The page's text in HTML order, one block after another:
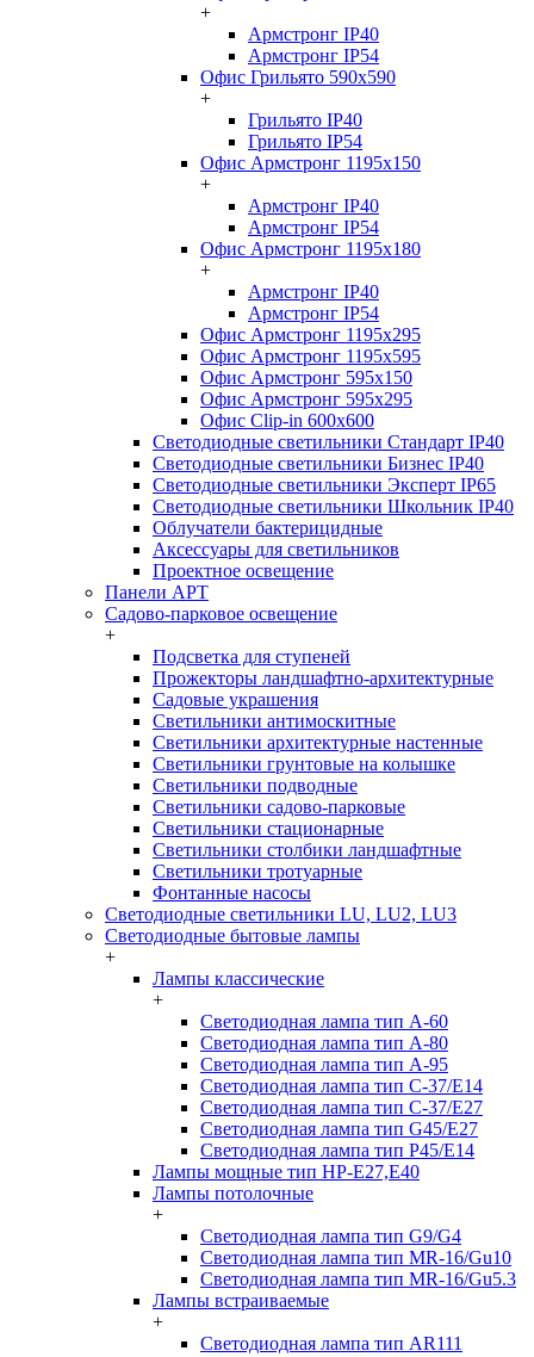
+
Армстронг IP40
Армстронг IP54
Офис Грильято 590x590
+
Грильято IP40
Грильято IP54
Офис Армстронг 1195x150
+
Армстронг IP40
Армстронг IP54
Офис Армстронг 1195x180
+
Армстронг IP40
Армстронг IP54
Офис Армстронг 1195x295
Офис Армстронг 1195x595
Офис Армстронг 595x150
Офис Армстронг 595x295
Офис Clip-in 600x600
Светодиодные светильники Стандарт IP40
Светодиодные светильники Бизнес IP40
Светодиодные светильники Эксперт IP65
Светодиодные светильники Школьник IP40
Облучатели бактерицидные
Аксессуары для светильников
Проектное освещение
Панели АРТ
Садово-парковое освещение
+
Подсветка для ступеней
Прожекторы ландшафтно-архитектурные
Садовые украшения
Светильники антимоскитные
Светильники архитектурные настенные
Светильники грунтовые на колышке
Светильники подводные
Светильники садово-парковые
Светильники стационарные
Светильники столбики ландшафтные
Светильники тротуарные
Фонтанные насосы
Светодиодные светильники LU, LU2, LU3
Светодиодные бытовые лампы
+
Лампы классические
+
Светодиодная лампа тип A-60
Светодиодная лампа тип A-80
Светодиодная лампа тип A-95
Светодиодная лампа тип C-37/Е14
Светодиодная лампа тип C-37/Е27
Светодиодная лампа тип G45/E27
Светодиодная лампа тип P45/E14
Лампы мощные тип HP-E27,E40
Лампы потолочные
+
Светодиодная лампа тип G9/G4
Светодиодная лампа тип MR-16/Gu10
Светодиодная лампа тип MR-16/Gu5.3
Лампы встраиваемые
+
Светодиодная лампа тип AR111